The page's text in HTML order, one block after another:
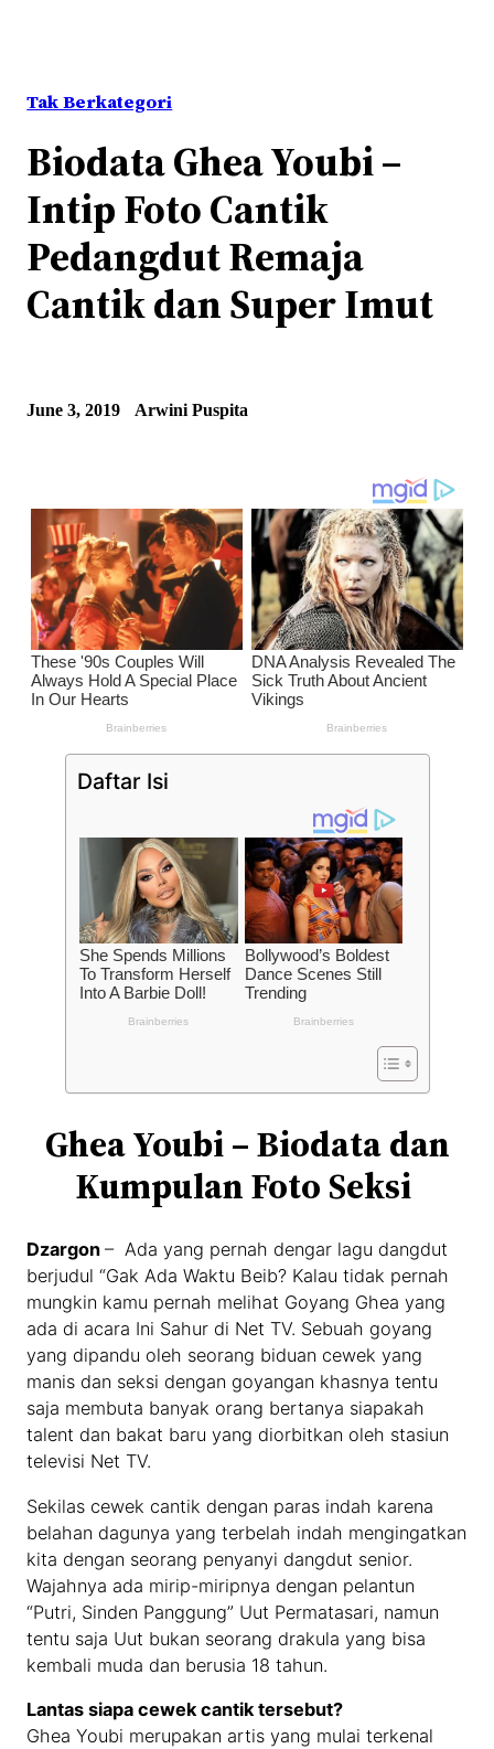
Tak Berkategori
Biodata Ghea Youbi –
Intip Foto Cantik
Pedangdut Remaja
Cantik dan Super Imut
June 3, 2019 Arwini Puspita
Daftar Isi
Ghea Youbi – Biodata dan
Kumpulan Foto Seksi
Dzargon– Ada yang pernah dengar lagu dangdut
berjudul “Gak Ada Waktu Beib? Kalau tidak pernah
mungkin kamu pernah melihat Goyang Ghea yang
ada di acara Ini Sahur di Net TV. Sebuah goyang
yang dipandu oleh seorang biduan cewek yang
manis dan seksi dengan goyangan khasnya tentu
saja membuta banyak orang bertanya siapakah
talent dan bakat baru yang diorbitkan oleh stasiun
televisi Net TV.
Sekilas cewek cantik dengan paras indah karena
belahan dagunya yang terbelah indah mengingatkan
kita dengan seorang penyanyi dangdut senior.
Wajahnya ada mirip-miripnya dengan pelantun
“Putri, Sinden Panggung” Uut Permatasari, namun
tentu saja Uut bukan seorang drakula yang bisa
kembali muda dan berusia 18 tahun.
Lantas siapa cewek cantik tersebut?
Ghea Youbi merupakan artis yang mulai terkenal